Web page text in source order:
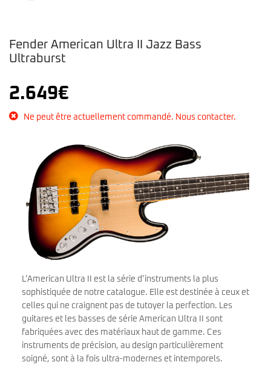
Fender American Ultra II Jazz Bass
Ultraburst
2.649€
Ne peut être actuellement commandé. Nous contacter.
L’American Ultra II est la série d’instruments la plus
sophistiquée de notre catalogue. Elle est destinée à ceux et
celles qui ne craignent pas de tutoyer la perfection. Les
guitares et les basses de série American Ultra II sont
fabriquées avec des matériaux haut de gamme. Ces
instruments de précision, au design particulièrement
soigné, sont à la fois ultra-modernes et intemporels.